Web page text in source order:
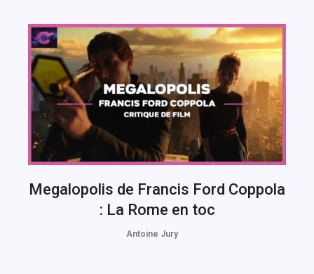
Megalopolis de Francis Ford Coppola
: La Rome en toc
Antoine Jury